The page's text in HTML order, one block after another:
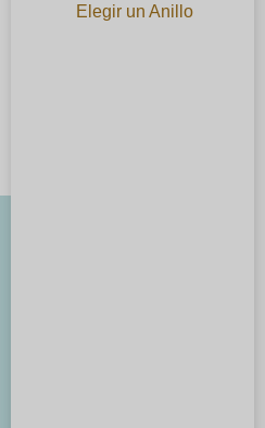
Elegir un Anillo